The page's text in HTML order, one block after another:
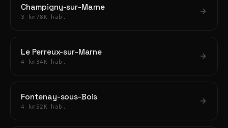
Champigny-sur-Marne
3 km 78K hab.
Le Perreux-sur-Marne
4 km 34K hab.
Fontenay-sous-Bois
4 km 52K hab.